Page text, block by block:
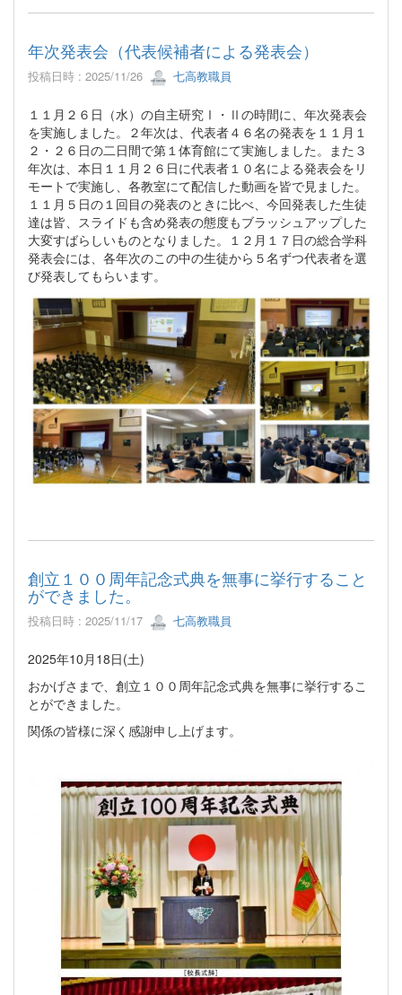
年次発表会（代表候補者による発表会）
投稿日時 : 2025/11/26 七高教職員
１１月２６日（水）の自主研究Ⅰ・Ⅱの時間に、年次発表会
を実施しました。２年次は、代表者４６名の発表を１１月１
２・２６日の二日間で第１体育館にて実施しました。また３
年次は、本日１１月２６日に代表者１０名による発表会をリ
モートで実施し、各教室にて配信した動画を皆で見ました。
１１月５日の１回目の発表のときに比べ、今回発表した生徒
達は皆、スライドも含め発表の態度もブラッシュアップした
大変すばらしいものとなりました。１２月１７日の総合学科
発表会には、各年次のこの中の生徒から５名ずつ代表者を選
び発表してもらいます。
創立１００周年記念式典を無事に挙行すること
ができました。
投稿日時 : 2025/11/17 七高教職員
2025年10月18日(土)
おかげさまで、創立１００周年記念式典を無事に挙行するこ
とができました。
関係の皆様に深く感謝申し上げます。